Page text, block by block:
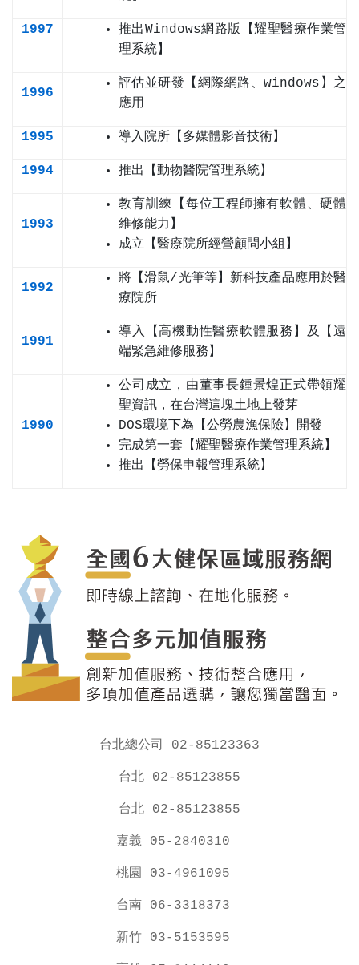
1997
推出Windows網路版【耀聖醫療作業管
理系統】
1996
評估並研發【網際網路、windows】之
應用
1995 導入院所【多媒體影音技術】
1994 推出【動物醫院管理系統】
1993
教育訓練【每位工程師擁有軟體、硬體
維修能力】
成立【醫療院所經營顧問小組】
1992
將【滑鼠/光筆等】新科技產品應用於醫
療院所
1991
導入【高機動性醫療軟體服務】及【遠
端緊急維修服務】
1990
公司成立，由董事長鍾景煌正式帶領耀
聖資訊，在台灣這塊土地上發芽
DOS環境下為【公勞農漁保險】開發
完成第一套【耀聖醫療作業管理系統】
推出【勞保申報管理系統】
台北總公司 02-85123363
台北 02-85123855
台北 02-85123855
嘉義 05-2840310
桃園 03-4961095
台南 06-3318373
新竹 03-5153595